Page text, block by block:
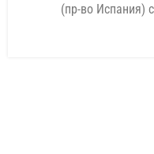
(пр-во Испания)